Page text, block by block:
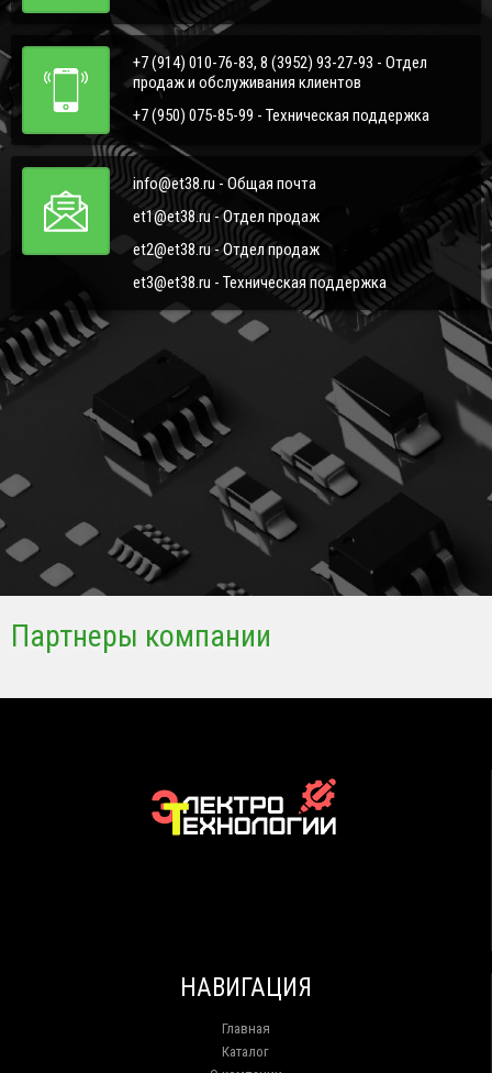
+7 (914) 010-76-83, 8 (3952) 93-27-93 - Отдел
продаж и обслуживания клиентов
+7 (950) 075-85-99 - Техническая поддержка
info@et38.ru - Общая почта
et1@et38.ru - Отдел продаж
et2@et38.ru - Отдел продаж
et3@et38.ru - Техническая поддержка
Партнеры компании
НАВИГАЦИЯ
Главная
Каталог